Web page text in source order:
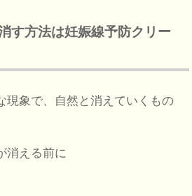
す方法は妊娠線予防クリー
現象で、自然と消えていくもの
消える前に